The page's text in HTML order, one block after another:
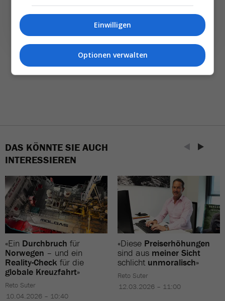
DAS KÖNNTE SIE AUCH
INTERESSIEREN
«Ein Durchbruch für
Norwegen – und ein
Reality-Check für die
globale Kreuzfahrt»
Reto Suter
10.04.2026 – 10:40
«Diese Preiserhöhungen
sind aus meiner Sicht
schlicht unmoralisch»
Reto Suter
12.03.2026 – 11:00
Einwilligen
Optionen verwalten